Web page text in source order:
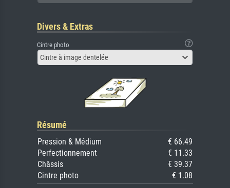
Divers & Extras
Cintre photo
Cintre à image dentelée
Résumé
Pression & Médium
€ 66.49
Perfectionnement
€ 11.33
Châssis
€ 39.37
Cintre photo
€ 1.08